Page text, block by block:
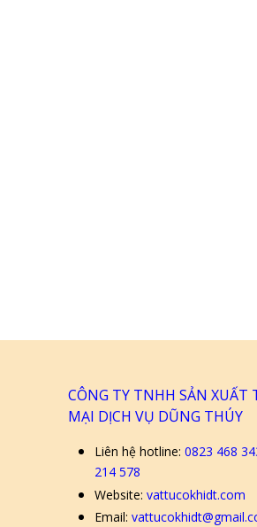
CÔNG TY TNHH SẢN XUẤT
MẠI DỊCH VỤ DŨNG THÚY
Liên hệ hotline: 0823 468
214 578
Website: vattucokhidt.com
Email: